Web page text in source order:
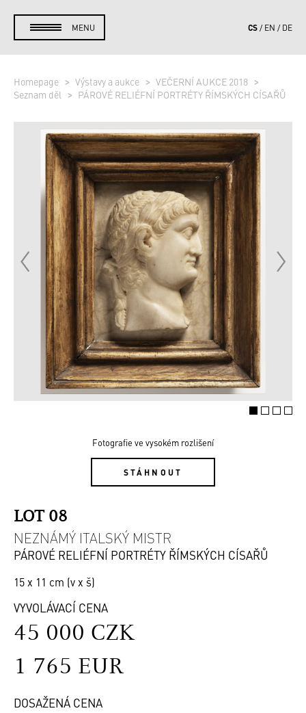
MENU CS EN DE
Homepage Výstavy a aukce
VEČERNÍ AUKCE 2018
Seznam děl
PÁROVÉ RELIÉFNÍ PORTRÉTY ŘÍMSKÝCH CÍSAŘŮ
Fotografie ve vysokém rozlišení
STÁHNOUT
LOT 08
NEZNÁMÝ ITALSKÝ MISTR
PÁROVÉ RELIÉFNÍ PORTRÉTY ŘÍMSKÝCH CÍSAŘŮ
15 x 11 cm (v x š)
VYVOLÁVACÍ CENA
45 000 CZK
1 765 EUR
DOSAŽENÁ CENA